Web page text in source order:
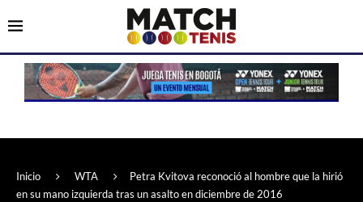
Inicio WTA
Petra Kvitova reconoció al hombre que la hirió
en su mano izquierda tras un asalto en diciembre de 2016